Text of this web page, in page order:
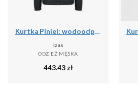
Kurtka Piniel: wodoodporna, oddychająca i wiatroszczelna na deszczowe przygody
Izas
ODZIEŻ MĘSKA
443.43zł